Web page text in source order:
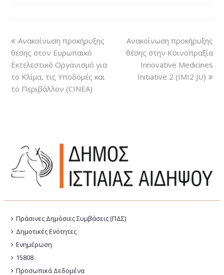
Ανακοίνωση προκήρυξης
θέσης στον Ευρωπαϊκό
Εκτελεστικό Οργανισμό για
το Κλίμα, τις Υποδομές και
το Περιβάλλον (CINEA)
Ανακοίνωση προκήρυξης
θέσης στην Κοινοπραξία
Innovative Medicines
Initiative 2 (IMI2 JU)
Πράσινες Δημόσιες Συμβάσεις (ΠΔΣ)
Δημοτικές Ενότητες
Ενημέρωση
15808
Προσωπικά Δεδομένα